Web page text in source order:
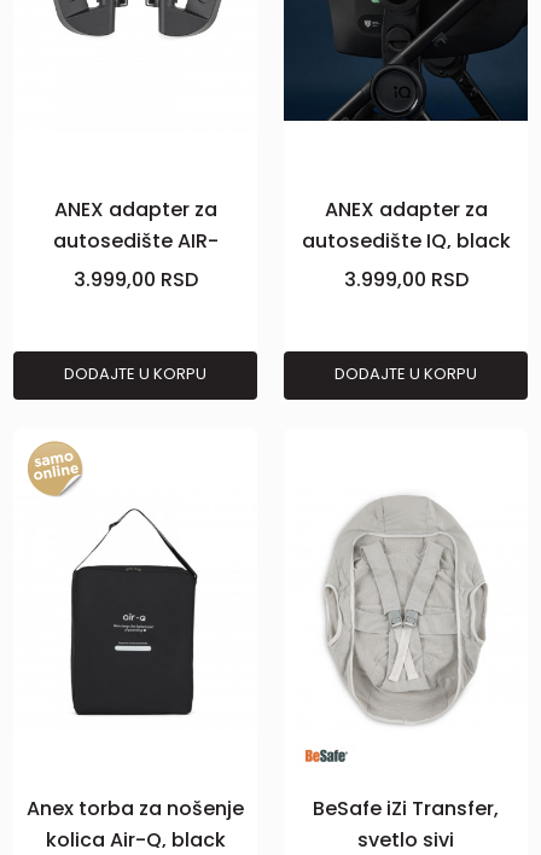
ANEX adapter za
autosedište AIR-
Z,black
3.999,00 RSD
DODAJTE U KORPU
ANEX adapter za
autosedište IQ, black
3.999,00 RSD
DODAJTE U KORPU
Anex torba za nošenje
kolica Air-Q, black
BeSafe iZi Transfer,
svetlo sivi